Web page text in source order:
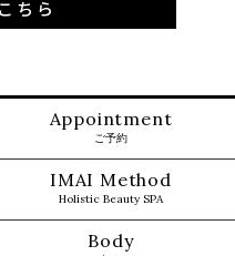
ちら
Appointment
ご予約
IMAI Method
Holistic Beauty SPA
Body